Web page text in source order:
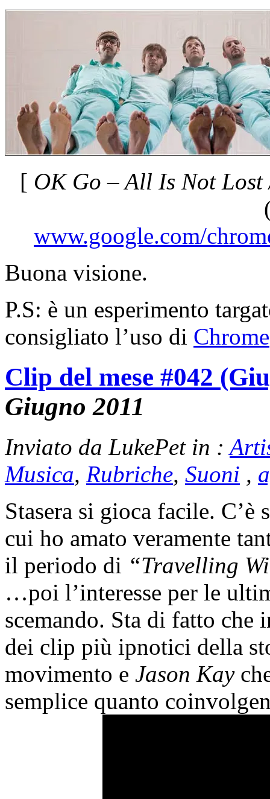
[ OK Go – All Is Not
www.google.com/
Buona visione.
P.S: è un esperimento
consigliato l’uso di Chrome
Clip del mese #042
Giugno 2011
Inviato da LukePet in :
Musica, Rubriche, Suoni ,
Stasera si gioca facile.
cui ho amato veramente
il periodo di “Travelling
…poi l’interesse per le
scemando. Sta di fatto
dei clip più ipnotici della
movimento e Jason Kay
semplice quanto